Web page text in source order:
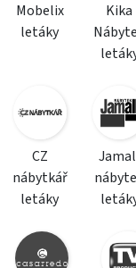
Mobelix
letáky
Kika
CZ
nábytkář
letáky